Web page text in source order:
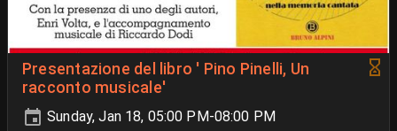
Presentazione del libro ' Pino Pinelli, Un
racconto musicale'
Sunday, Jan 18, 05:00 PM-08:00 PM